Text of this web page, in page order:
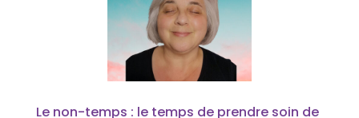
Le non-temps : le temps de prendre soin de